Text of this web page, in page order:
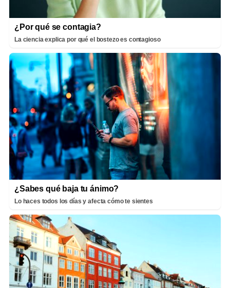
¿Por qué se contagia?
La ciencia explica por qué el bostezo es contagioso
¿Sabes qué baja tu ánimo?
Lo haces todos los días y afecta cómo te sientes